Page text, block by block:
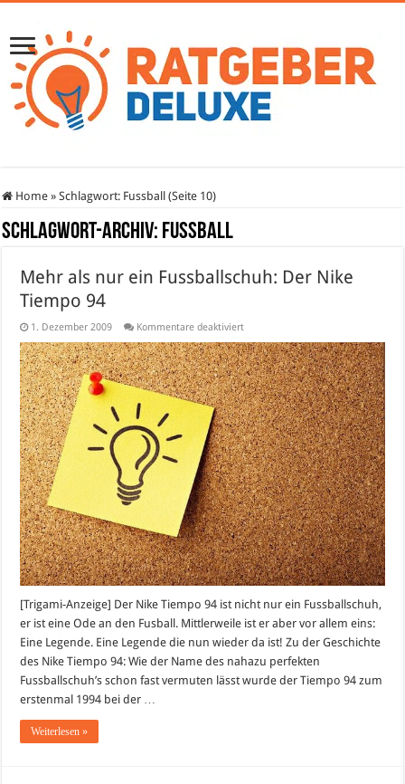
Home » Schlagwort: Fussball (Seite 10)
Schlagwort-Archiv: Fussball
Mehr als nur ein Fussballschuh: Der Nike
Tiempo 94
1. Dezember 2009 Kommentare deaktiviertfür
als
nur
ein
Fussballschuh:
Der
Nike
Tiempo
94
[Trigami-Anzeige] Der Nike Tiempo 94 ist nicht nur ein Fussballschuh,
er ist eine Ode an den Fusball. Mittlerweile ist er aber vor allem eins:
Eine Legende. Eine Legende die nun wieder da ist! Zu der Geschichte
des Nike Tiempo 94: Wie der Name des nahazu perfekten
Fussballschuh’s schon fast vermuten lässt wurde der Tiempo 94 zum
erstenmal 1994 bei der …
Weiterlesen »